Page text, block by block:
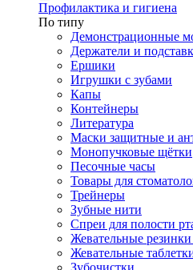
Профилактика и гигиена
По типу
Демонстрационные
Держатели и
Ершики
Игрушки с зубами
Капы
Контейнеры
Литература
Маски защитные и
Монопучковые щётки
Песочные часы
Товары для
Трейнеры
Зубные нити
Спреи для полости
Жевательные
Жевательные